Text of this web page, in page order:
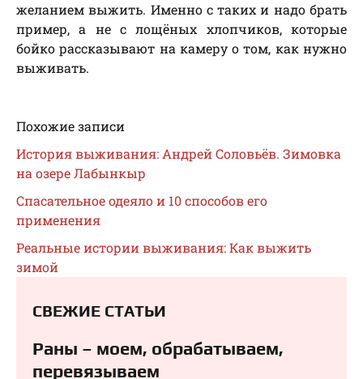
желанием выжить. Именно с таких и надо брать
пример, а не с лощёных хлопчиков, которые
бойко рассказывают на камеру о том, как нужно
выживать.
Похожие записи
История выживания: Андрей Соловьёв. Зимовка
на озере Лабынкыр
Спасательное одеяло и 10 способов его
применения
Реальные истории выживания: Как выжить
зимой
СВЕЖИЕ СТАТЬИ
Раны – моем, обрабатываем,
перевязываем⁠⁠